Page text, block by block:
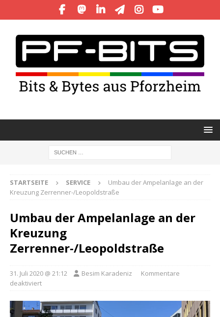
STARTSEITE SERVICE
Umbau der Ampelanlage an der
Kreuzung Zerrenner-/Leopoldstraße
Umbau der Ampelanlage an der
Kreuzung
Zerrenner-/Leopoldstraße
31. Juli 2020 @ 21:12 Besim Karadeniz
Kommentare
deaktiviert